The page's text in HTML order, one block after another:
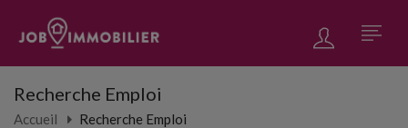
Recherche Emploi
Accueil Recherche Emploi